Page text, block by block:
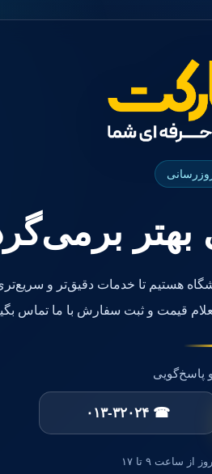
بهتر
هستیم تا خدمات دقیق‌تر و
قیمت و ثبت سفارش با ما تماس
پاسخ‌گویی
☎ ۰۱۳-۳۲۰۲۴
ساعت ۹ تا ۱۷